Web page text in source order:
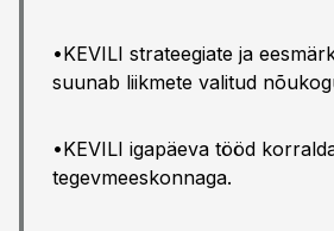
•KEVILI strateegiate ja
suunab liikmete valitud
•KEVILI igapäeva tööd
tegevmeeskonnaga.